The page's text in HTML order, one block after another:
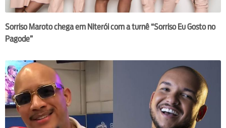
Sorriso Maroto chega em Niterói com a turnê “Sorriso Eu Gosto no
Pagode”